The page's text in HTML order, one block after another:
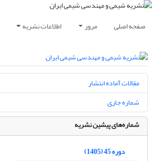
صفحه اصلی مرور اطلاعات نشریه
مقالات آماده انتشار
شماره جاری
شماره‌های پیشین نشریه
دوره 45 (1405)